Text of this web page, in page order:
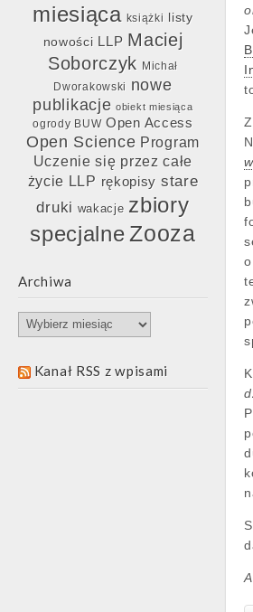
miesiąca książki
listy
nowości LLP Maciej
Soborczyk
Michał
Dworakowski
nowe
publikacje obiekt miesiąca
ogrody BUW Open Access
Open Science Program
Uczenie się przez całe
życie LLP rękopisy stare
druki wakacje zbiory
specjalneZooza
Archiwa
Archiwa
Kanał RSS z wpisami